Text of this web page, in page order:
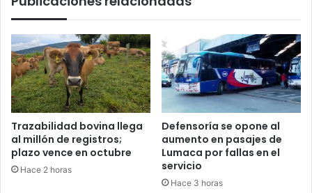
Trazabilidad bovina llega
al millón de registros;
plazo vence en octubre
Hace 2 horas
Defensoría se opone al
aumento en pasajes de
Lumaca por fallas en el
servicio
Hace 3 horas